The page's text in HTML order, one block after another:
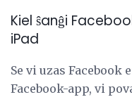
Kiel ŝanĝi
iPad
Se vi uzas Facebook
Facebook-app, vi